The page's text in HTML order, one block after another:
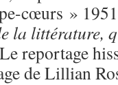
cœurs »
la littérature,
reportage
de Lillian